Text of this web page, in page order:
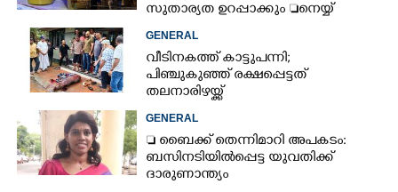
സുതാര്യത ഉറപ്പാക്കും നെയ്യ്
GENERAL
വീടിനകത്ത് കാട്ടുപന്നി;
പിഞ്ചുകുഞ്ഞ് രക്ഷപ്പെട്ടത്
തലനാരിഴയ്ക്ക്
GENERAL
 ബൈക്ക് തെന്നിമാറി അപകടം:
ബസിനടിയിൽപ്പെട്ട യുവതിക്ക്
ദാരുണാന്ത്യം